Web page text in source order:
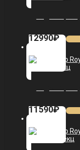
12990₽
11590₽